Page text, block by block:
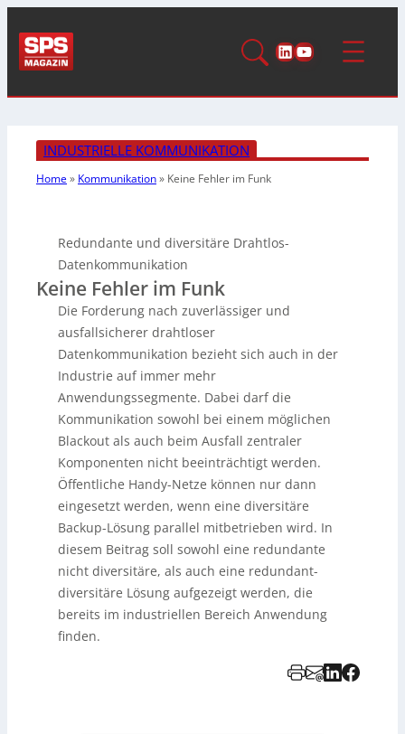
LinkedIn
YouTube
INDUSTRIELLE KOMMUNIKATION
Home» Kommunikation» Keine Fehler im Funk
Redundante und diversitäre Drahtlos-
Datenkommunikation
Keine Fehler im Funk
Die Forderung nach zuverlässiger und
ausfallsicherer drahtloser
Datenkommunikation bezieht sich auch in der
Industrie auf immer mehr
Anwendungssegmente. Dabei darf die
Kommunikation sowohl bei einem möglichen
Blackout als auch beim Ausfall zentraler
Komponenten nicht beeinträchtigt werden.
Öffentliche Handy-Netze können nur dann
eingesetzt werden, wenn eine diversitäre
Backup-Lösung parallel mitbetrieben wird. In
diesem Beitrag soll sowohl eine redundante
nicht diversitäre, als auch eine redundant-
diversitäre Lösung aufgezeigt werden, die
bereits im industriellen Bereich Anwendung
finden.